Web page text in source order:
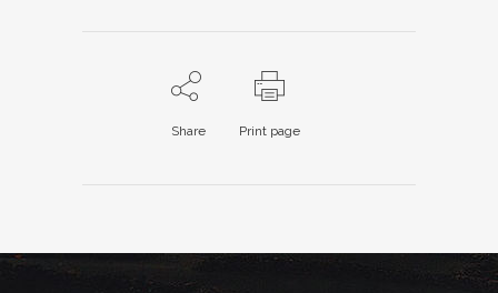
Share Print page